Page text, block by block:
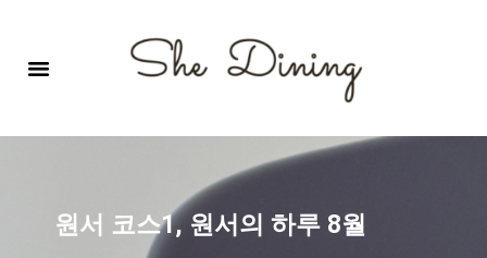
원서 코스1, 원서의 하루 8월